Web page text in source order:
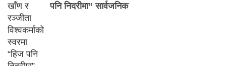
पनि निदरीमा” सार्वजनिक